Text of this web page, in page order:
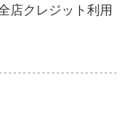
店クレジット利用